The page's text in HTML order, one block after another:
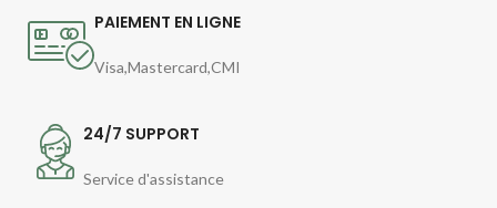
PAIEMENT EN LIGNE
Visa,Mastercard,CMI
24/7 SUPPORT
Service d'assistance